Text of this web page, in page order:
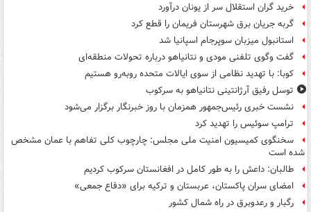
خرید گران استقلال سر از یونان درآورد
گربه جریان برق شهرستان فریمان را قطع کرد
استانبول میزبان سوپرجام اسپانیا شد
گفت وگوی تلفنی مودی و نتانیاهو درباره تحولات منطقه‌ای
کوبا: با تهدید نظامی از سوی ایالات متحده روبه‌رو هستیم
توسل رفیق آرژانتینی نتانیاهو به سرکوب
نشست خبری رئیس‌جمهور همزمان با روز خبرنگار برگزار می‌شود
ترامپ سوئیس را تهدید کرد
سخنگوی کمیسیون امنیت ملی مجلس: چارچوب کلی تفاهم با عمان مشخص
شده است
طالبان: داعش را به طور کامل در افغانستان سرکوب کردیم
امضای سران پاکستان، عربستان و ترکیه برای «دفاع جمعی»
رگبار و رعدوبرق در راه شمال کشور